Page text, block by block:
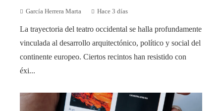
García Herrera Marta Hace 3 días
La trayectoria del teatro occidental se halla profundamente
vinculada al desarrollo arquitectónico, político y social del
continente europeo. Ciertos recintos han resistido con
éxi...